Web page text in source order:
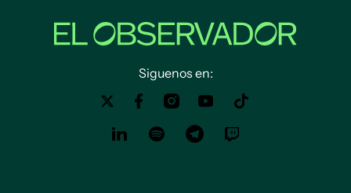
Siguenos en: